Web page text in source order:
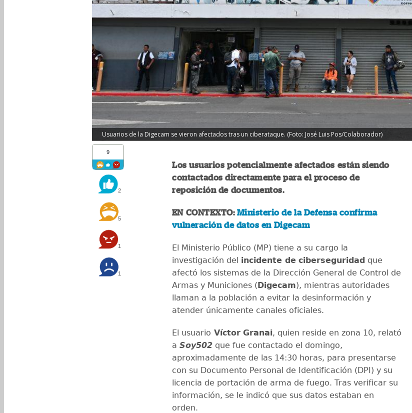
Usuarios de la Digecam se vieron afectados tras un ciberataque. (Foto: José Luis Pos/Colaborador)
9
2
5
1
1
Los usuarios potencialmente afectados están siendo
contactados directamente para el proceso de
reposición de documentos.
EN CONTEXTO: Ministerio de la Defensa confirma
vulneración de datos en Digecam
El Ministerio Público (MP) tiene a su cargo la
investigación del incidente de ciberseguridad que
afectó los sistemas de la Dirección General de Control de
Armas y Municiones (Digecam), mientras autoridades
llaman a la población a evitar la desinformación y
atender únicamente canales oficiales.
El usuario Víctor Granai, quien reside en zona 10, relató
a Soy502 que fue contactado el domingo,
aproximadamente de las 14:30 horas, para presentarse
con su Documento Personal de Identificación (DPI) y su
licencia de portación de arma de fuego. Tras verificar su
información, se le indicó que sus datos estaban en
orden.